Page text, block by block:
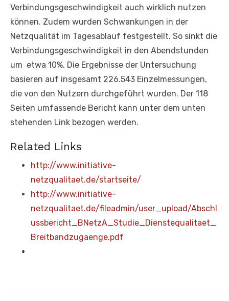
Verbindungsgeschwindigkeit auch wirklich nutzen
können. Zudem wurden Schwankungen in der
Netzqualität im Tagesablauf festgestellt. So sinkt die
Verbindungsgeschwindigkeit in den Abendstunden
um etwa 10%. Die Ergebnisse der Untersuchung
basieren auf insgesamt 226.543 Einzelmessungen,
die von den Nutzern durchgeführt wurden. Der 118
Seiten umfassende Bericht kann unter dem unten
stehenden Link bezogen werden.
Related Links
http://www.initiative-
netzqualitaet.de/startseite/
http://www.initiative-
netzqualitaet.de/fileadmin/user_upload/Abschl
ussbericht_BNetzA_Studie_Dienstequalitaet_
Breitbandzugaenge.pdf